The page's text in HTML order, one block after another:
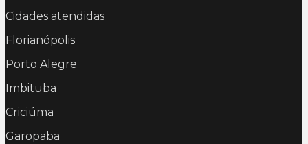
Cidades atendidas
Florianópolis
Porto Alegre
Imbituba
Criciúma
Garopaba